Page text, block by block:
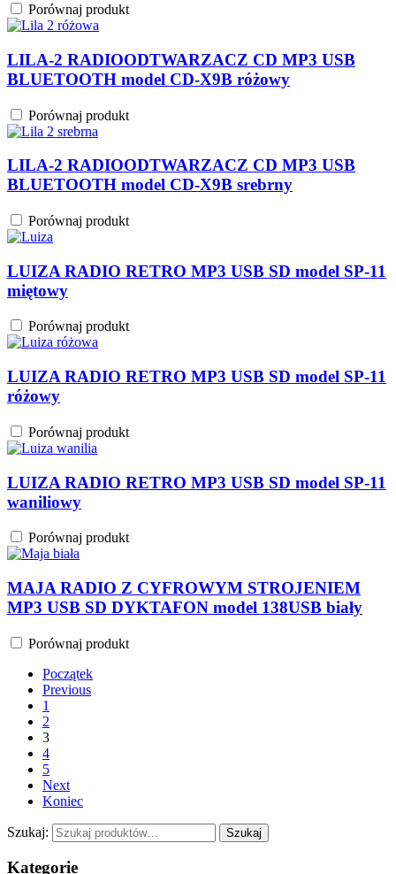
Porównaj produkt
LILA-2 RADIOODTWARZACZ CD MP3 USB
BLUETOOTH model CD-X9B różowy
Porównaj produkt
LILA-2 RADIOODTWARZACZ CD MP3 USB
BLUETOOTH model CD-X9B srebrny
Porównaj produkt
LUIZA RADIO RETRO MP3 USB SD model SP-11
miętowy
Porównaj produkt
LUIZA RADIO RETRO MP3 USB SD model SP-11
różowy
Porównaj produkt
LUIZA RADIO RETRO MP3 USB SD model SP-11
waniliowy
Porównaj produkt
MAJA RADIO Z CYFROWYM STROJENIEM
MP3 USB SD DYKTAFON model 138USB biały
Porównaj produkt
Początek
Previous
1
2
3
4
5
Next
Koniec
Szukaj: Szukaj
Kategorie